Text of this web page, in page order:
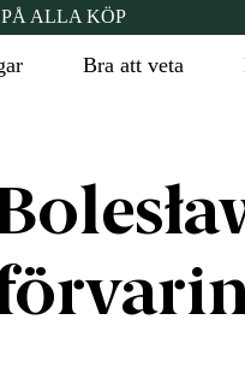
ALLA KÖP
Bra att veta